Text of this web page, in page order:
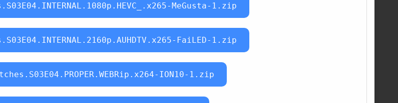
MeGusta-1.zip
FaiLED-1.zip
ION10-1.zip